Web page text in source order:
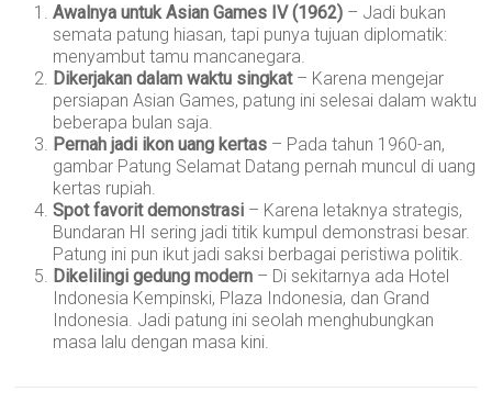
Awalnya untuk Asian Games IV (1962) – Jadi bukan
semata patung hiasan, tapi punya tujuan diplomatik:
menyambut tamu mancanegara.
Dikerjakan dalam waktu singkat– Karena mengejar
persiapan Asian Games, patung ini selesai dalam waktu
beberapa bulan saja.
Pernah jadi ikon uang kertas – Pada tahun 1960-an,
gambar Patung Selamat Datang pernah muncul di uang
kertas rupiah.
Spot favorit demonstrasi – Karena letaknya strategis,
Bundaran HI sering jadi titik kumpul demonstrasi besar.
Patung ini pun ikut jadi saksi berbagai peristiwa politik.
Dikelilingi gedung modern – Di sekitarnya ada Hotel
Indonesia Kempinski, Plaza Indonesia, dan Grand
Indonesia. Jadi patung ini seolah menghubungkan
masa lalu dengan masa kini.